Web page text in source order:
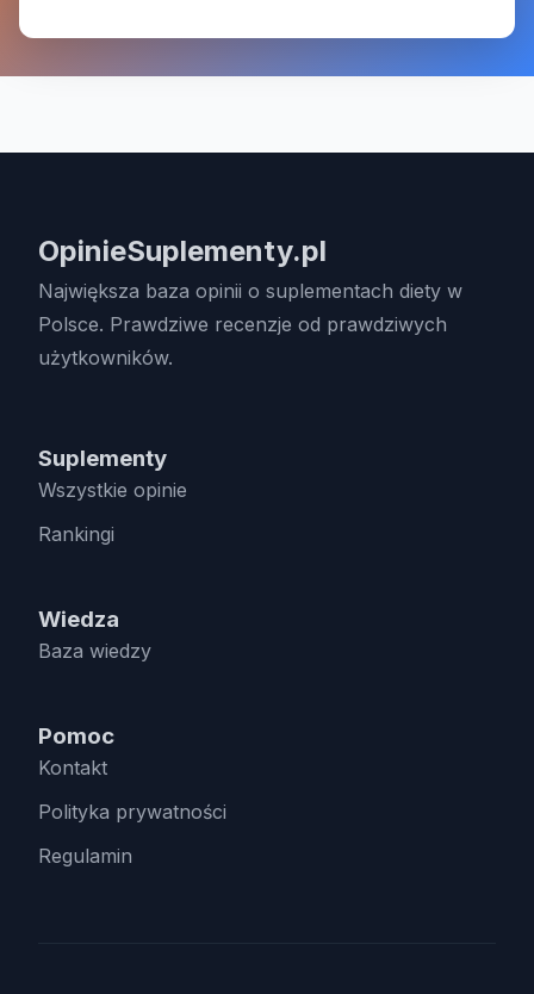
OpinieSuplementy.pl
Największa baza opinii o suplementach diety w
Polsce. Prawdziwe recenzje od prawdziwych
użytkowników.
Suplementy
Wszystkie opinie
Rankingi
Wiedza
Baza wiedzy
Pomoc
Kontakt
Polityka prywatności
Regulamin